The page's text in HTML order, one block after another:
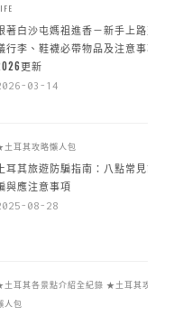
著白沙屯媽祖進香－新手上路建
行李、鞋襪必帶物品及注意事項
更新
03-14
耳其攻略懶人包
耳其旅遊防騙指南：八點常見詐
與應注意事項
08-28
耳其各景點介紹全紀錄 ★土耳其攻略
人包